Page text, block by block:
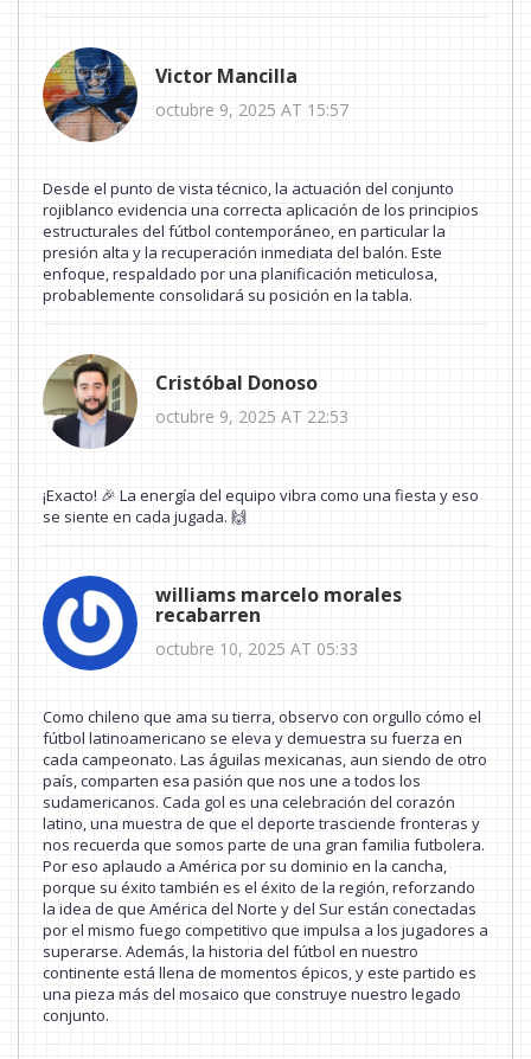
Victor Mancilla
octubre 9, 2025 AT 15:57
Desde el punto de vista técnico, la actuación del conjunto
rojiblanco evidencia una correcta aplicación de los principios
estructurales del fútbol contemporáneo, en particular la
presión alta y la recuperación inmediata del balón. Este
enfoque, respaldado por una planificación meticulosa,
probablemente consolidará su posición en la tabla.
Cristóbal Donoso
octubre 9, 2025 AT 22:53
¡Exacto! 🎉 La energía del equipo vibra como una fiesta y eso
se siente en cada jugada. 🙌
williams marcelo morales
recabarren
octubre 10, 2025 AT 05:33
Como chileno que ama su tierra, observo con orgullo cómo el
fútbol latinoamericano se eleva y demuestra su fuerza en
cada campeonato. Las águilas mexicanas, aun siendo de otro
país, comparten esa pasión que nos une a todos los
sudamericanos. Cada gol es una celebración del corazón
latino, una muestra de que el deporte trasciende fronteras y
nos recuerda que somos parte de una gran familia futbolera.
Por eso aplaudo a América por su dominio en la cancha,
porque su éxito también es el éxito de la región, reforzando
la idea de que América del Norte y del Sur están conectadas
por el mismo fuego competitivo que impulsa a los jugadores a
superarse. Además, la historia del fútbol en nuestro
continente está llena de momentos épicos, y este partido es
una pieza más del mosaico que construye nuestro legado
conjunto.